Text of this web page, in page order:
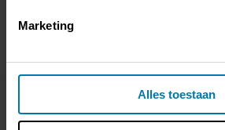
Marketing
Alles toestaan
Ik heb het privacy beleid gelezen en ga
Vestuur